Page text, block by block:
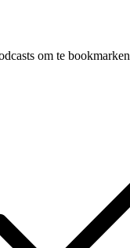
om te bookmarken